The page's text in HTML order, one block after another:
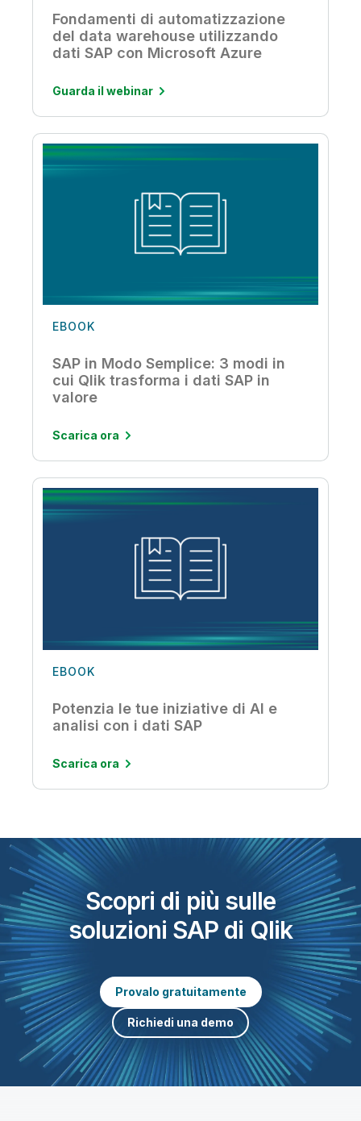
Fondamenti di automatizzazione
del data warehouse utilizzando
dati SAP con Microsoft Azure
Guarda il webinar
EBOOK
SAP in Modo Semplice: 3 modi in
cui Qlik trasforma i dati SAP in
valore
Scarica ora
EBOOK
Potenzia le tue iniziative di AI e
analisi con i dati SAP
Scarica ora
Scopri di più sulle
soluzioni SAP di Qlik
Provalo gratuitamente
Richiedi una demo